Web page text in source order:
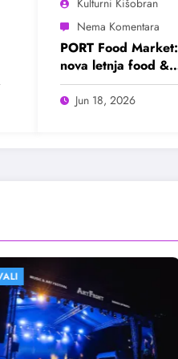
PORT Food Market:
nova letnja food &
lifestyle destinacija
Beograda
Jun 18, 2026
FESTIVALI